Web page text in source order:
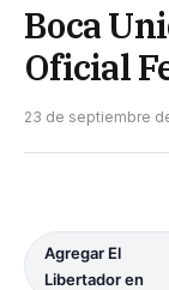
Boca
Oficial
23 de septiembre
Agregar El
Libertador en